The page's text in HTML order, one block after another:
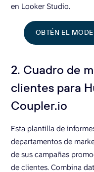
en Looker Studio.
OBTÉN EL
2. Cuadro de
clientes para
Coupler.io
Esta plantilla de
departamentos de
de sus campañas
de clientes. Combina